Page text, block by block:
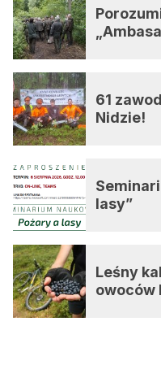
61
Nidzie!
lasy”
Leśny
owoców